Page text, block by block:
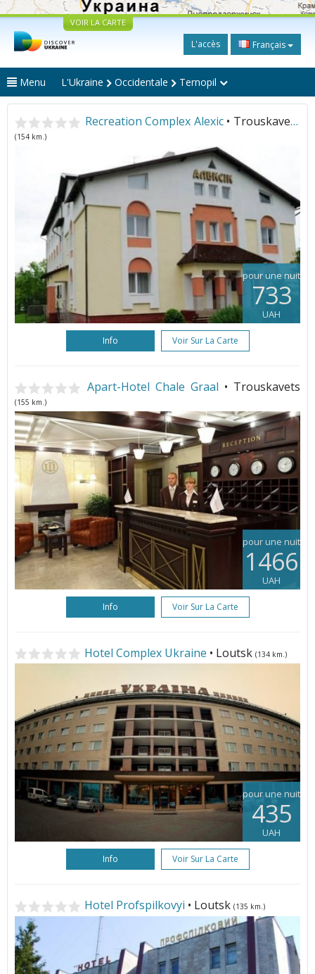
VOIR LA CARTE
L'accès Français
Menu L'Ukraine Occidentale Ternopil
Recreation Complex Alexic • Trouskavets
(154 km.)
pour une nuit
733
UAH
Info Voir Sur La Carte
Apart-Hotel Chale Graal • Trouskavets
(155 km.)
pour une nuit
1466
UAH
Info Voir Sur La Carte
Hotel Complex Ukraine • Loutsk (134 km.)
pour une nuit
435
UAH
Info Voir Sur La Carte
Hotel Profspilkovyi • Loutsk (135 km.)